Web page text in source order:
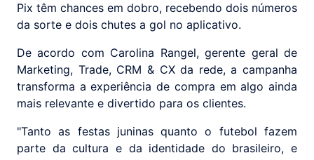
Pix têm chances em dobro, recebendo dois números
da sorte e dois chutes a gol no aplicativo.
De acordo com Carolina Rangel, gerente geral de
Marketing, Trade, CRM & CX da rede, a campanha
transforma a experiência de compra em algo ainda
mais relevante e divertido para os clientes.
"Tanto as festas juninas quanto o futebol fazem
parte da cultura e da identidade do brasileiro, e